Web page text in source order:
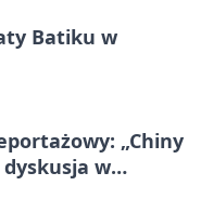
Batiku w
„Chiny
dyskusja w